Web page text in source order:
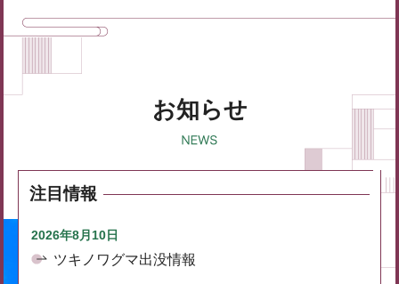
お知らせ
注目情報
2026年8月10日
ツキノワグマ出没情報